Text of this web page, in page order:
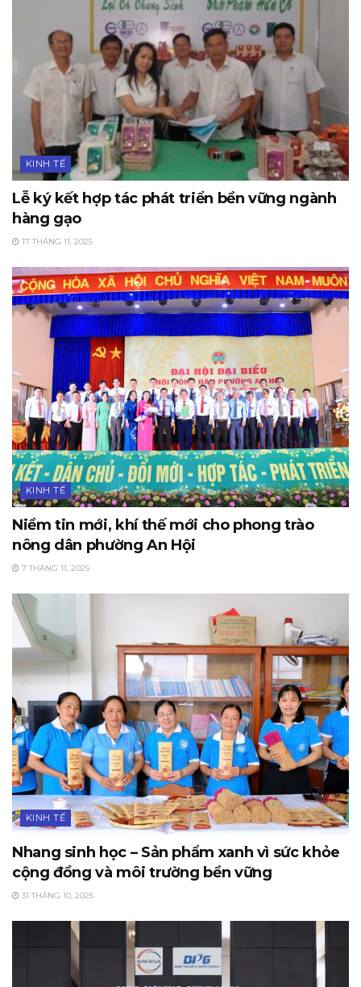
KINH TẾ
Lễ ký kết hợp tác phát triển bền vững ngành
hàng gạo
17 THÁNG 11, 2025
KINH TẾ
Niềm tin mới, khí thế mới cho phong trào
nông dân phường An Hội
7 THÁNG 11, 2025
KINH TẾ
Nhang sinh học – Sản phẩm xanh vì sức khỏe
cộng đồng và môi trường bền vững
31 THÁNG 10, 2025